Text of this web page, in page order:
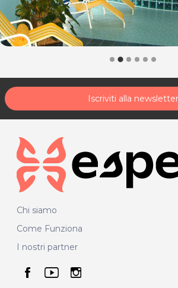
Iscriviti alla newsletter
Chi siamo
Come Funziona
I nostri partner
seguici su facebook
seguici su
seguici su